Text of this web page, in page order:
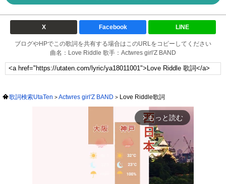
X Facebook LINE
ブログやHPでこの歌詞を共有する場合はこのURLをコピーしてください
曲名：Love Riddle 歌手：Actwres girl'Z BAND
歌詞検索UtaTen Actwres girl'Z BAND Love Riddle歌詞
arrow_forward_ios もっと読む